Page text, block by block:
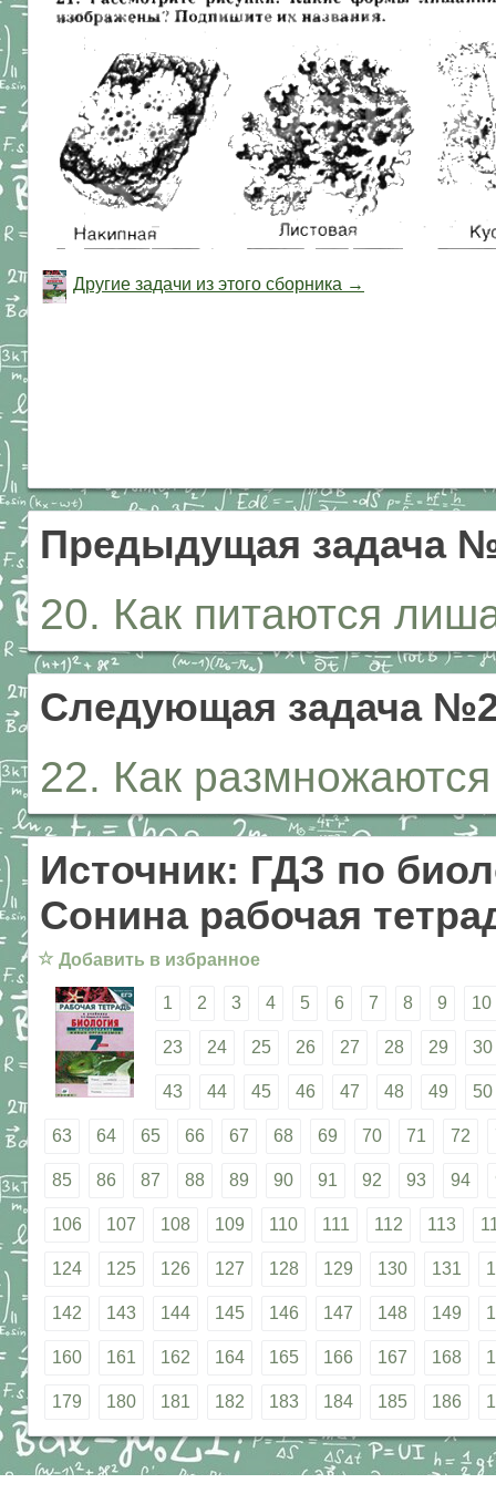
Другие задачи из этого сборника →
Предыдущая задача
20. Как питаются
Следующая задача
22. Как
Источник: ГДЗ по
Сонина рабочая
☆ Добавить в избранное
1 2 3 4 5 6 7 8 9 10
23 24 25 26 27 28 29 30
43 44 45 46 47 48 49 50
63 64 65 66 67 68 69 70 71 72
85 86 87 88 89 90 91 92 93 94
106 107 108 109 110 111 112 113
124 125 126 127 128 129 130 131
142 143 144 145 146 147 148 149
160 161 162 164 165 166 167 168
179 180 181 182 183 184 185 186